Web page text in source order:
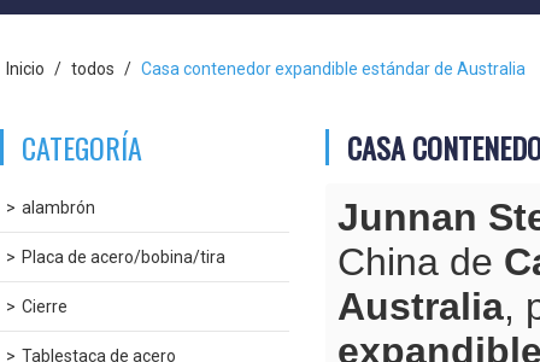
Inicio / todos / Casa contenedor expandible estándar de Australia
CATEGORÍA
alambrón
Placa de acero/bobina/tira
Cierre
Tablestaca de acero
CASA
Junnan
China de
Australia,